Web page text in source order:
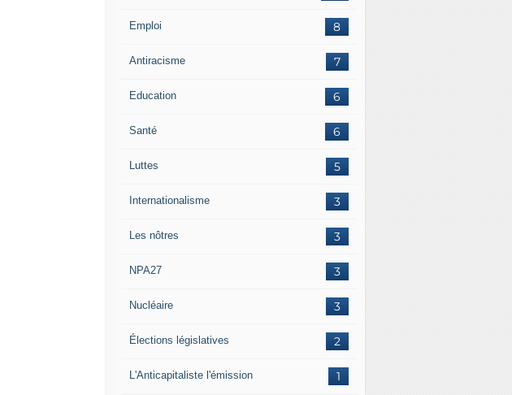
8
Emploi
7
Antiracisme
6
Education
6
Santé
5
Luttes
3
Internationalisme
3
Les nôtres
3
NPA27
3
Nucléaire
2
Élections législatives
1
L'Anticapitaliste l'émission